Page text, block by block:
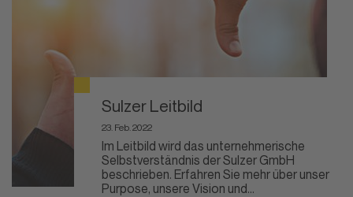
Sulzer Leitbild
23. Feb. 2022
Im Leitbild wird das unternehmerische
Selbstverständnis der Sulzer GmbH
beschrieben. Erfahren Sie mehr über unser
Purpose, unsere Vision und...